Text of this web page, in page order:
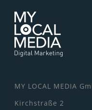
MY LOCAL MEDIA
Kirchstraße 2